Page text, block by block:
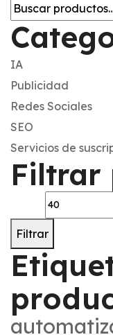
IA
Publicidad
Redes Sociales
SEO
Servicios de
Filtrar
Filtrar